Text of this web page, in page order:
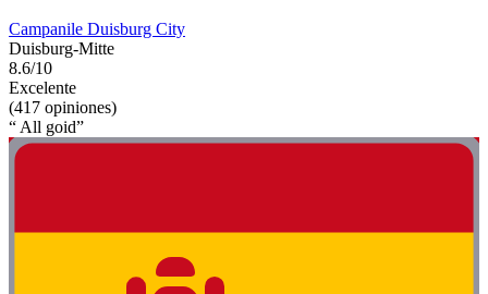
Campanile Duisburg City
Duisburg-Mitte
8.6/10
Excelente
(417 opiniones)
“ All goid”